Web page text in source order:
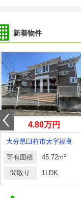
新着物件
4.80万円
大分県臼杵市大字福良
専有面積 45.72m²
間取り 1LDK